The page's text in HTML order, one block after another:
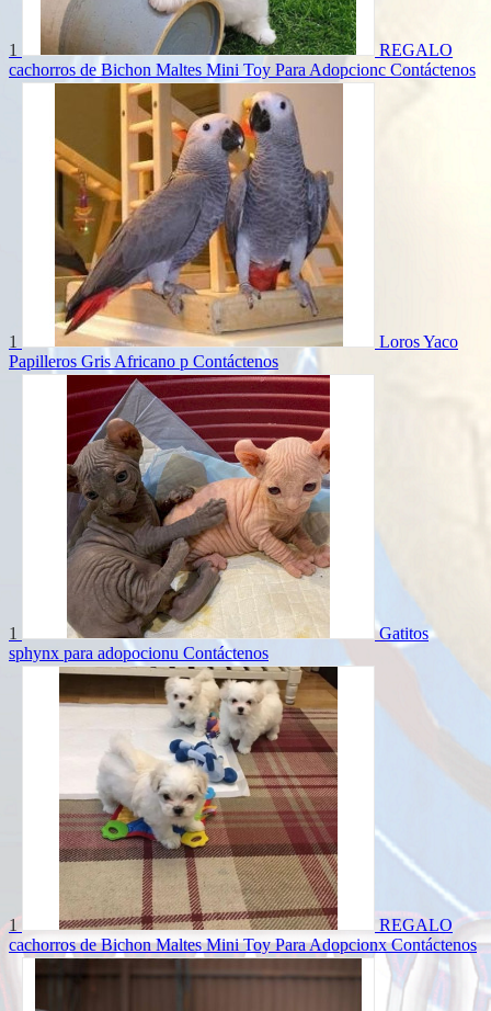
1
REGALO
cachorros de Bichon Maltes Mini Toy Para Adopcionc Contáctenos
1
Loros Yaco
Papilleros Gris Africano p Contáctenos
1
Gatitos
sphynx para adopocionu Contáctenos
1
REGALO
cachorros de Bichon Maltes Mini Toy Para Adopcionx Contáctenos